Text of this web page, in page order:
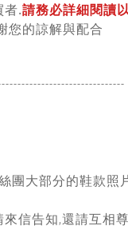
者.請務必詳細閱讀
您的諒解與配合
------
團大部分的鞋款照
信告知,還請互相